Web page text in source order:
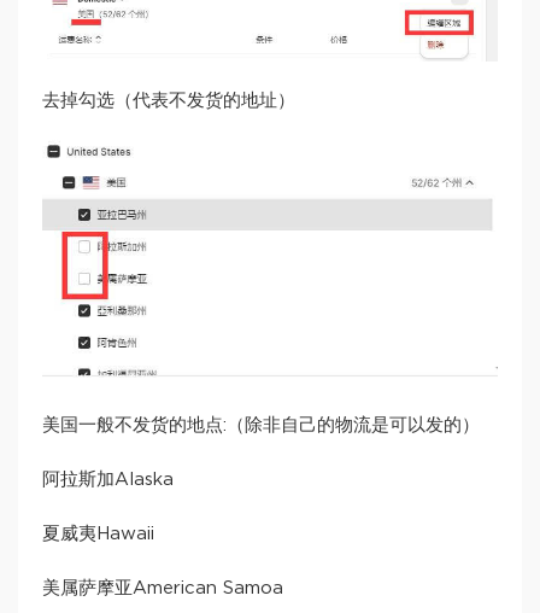
去掉勾选（代表不发货的地址）
美国一般不发货的地点:（除非自己的物流是可以发的）
阿拉斯加Alaska
夏威夷Hawaii
美属萨摩亚American Samoa